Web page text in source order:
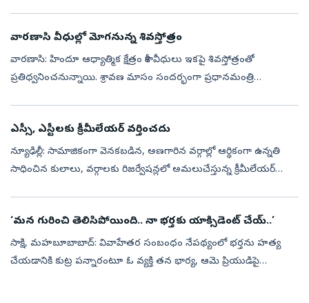
వారణాసి వీధుల్లో మోగనున్న శివస్తోత్రం
వారణాసి: హిందూ ఆధ్యాత్మిక క్షేత్రం కాశీ వీధులు ఇకపై శివస్తోత్రంతో
ప్రతిధ్వనించనున్నాయి. శ్రావణ మాసం సందర్భంగా ప్రధానమంత్రి
ఎస్సీ, ఎస్టీలకు క్రీమీలేయర్‌ వర్తించదు
న్యూఢిల్లీ: సామాజికంగా వెనకబడిన, అణగారిన వర్గాల్లో ఆర్థికంగా ఉన్నతి
సాధించిన కులాలు, వర్గాలకు రిజర్వేషన్లలో అమలుచేస్తున్న క్రీమీలేయర్‌
‘మన గురించి తెలిసిపోయింది.. నా భర్తకు యాక్సిడెంట్‌ చేయ్‌..’
సాక్షి, మహబూబాబాద్: వివాహేతర సంబంధం నేపథ్యంలో భర్తను హత్య
చేయడానికి కుట్ర పన్నారంటూ ఓ వ్యక్తి తన భార్య, ఆమె ప్రియుడిపై